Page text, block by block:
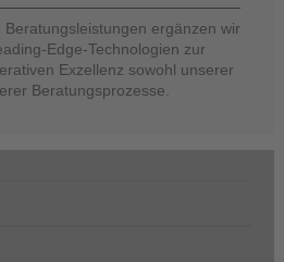
ergänzen wir
Edge-Technologien zur
Exzellenz sowohl unserer
Beratungsprozesse.